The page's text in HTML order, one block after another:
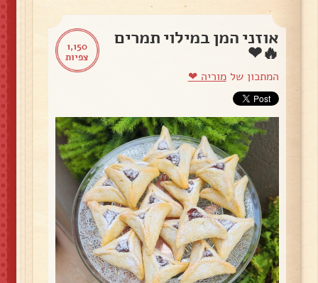
1,150
צפיות
אוזני המן במילוי תמרים
🔥❤
המתכון שלמוריה ❤